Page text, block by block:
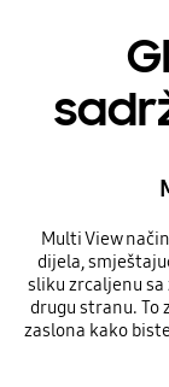
Multi View
dijela,
sliku zrcaljenu sa
drugu stranu. To
zaslona kako